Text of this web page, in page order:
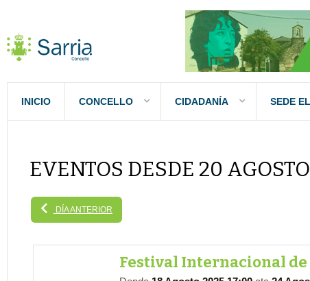
INICIO CONCELLO CIDADANÍA SEDE
EVENTOS DESDE 20
DÍA ANTERIOR
Festival Internacional